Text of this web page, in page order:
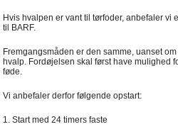
Hvis hvalpen er vant til tørfoder, anbefaler vi
til BARF.
Fremgangsmåden er den samme, uanset
hvalp. Fordøjelsen skal først have mulighed
føde.
Vi anbefaler derfor følgende opstart:
1. Start med 24 timers faste